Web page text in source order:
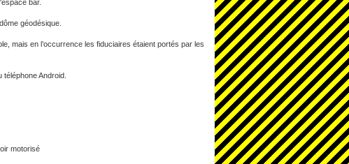
bar.
géodésique.
mais en l’occurrence les fiduciaires étaient portés par les
Android.
motorisé